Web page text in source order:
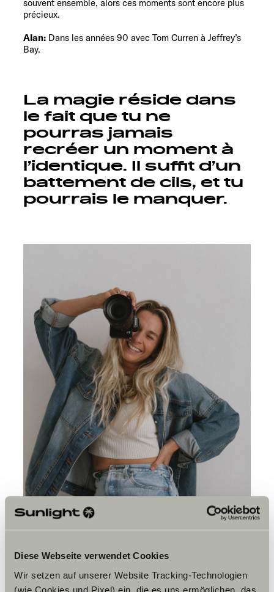
Diese Webseite verwendet Cookies
Wir setzen auf unserer Website Tracking-Technologien
(wie Cookies und Pixel) ein, die es uns ermöglichen, das
souvent ensemble, alors ces moments sont encore plus
précieux.
Alan: Dans les années 90 avec Tom Curren à Jeffrey’s
Bay.
La magie réside dans
le fait que tu ne
pourras jamais
recréer un moment à
l’identique. Il suffit d’un
battement de cils, et tu
pourrais le manquer.